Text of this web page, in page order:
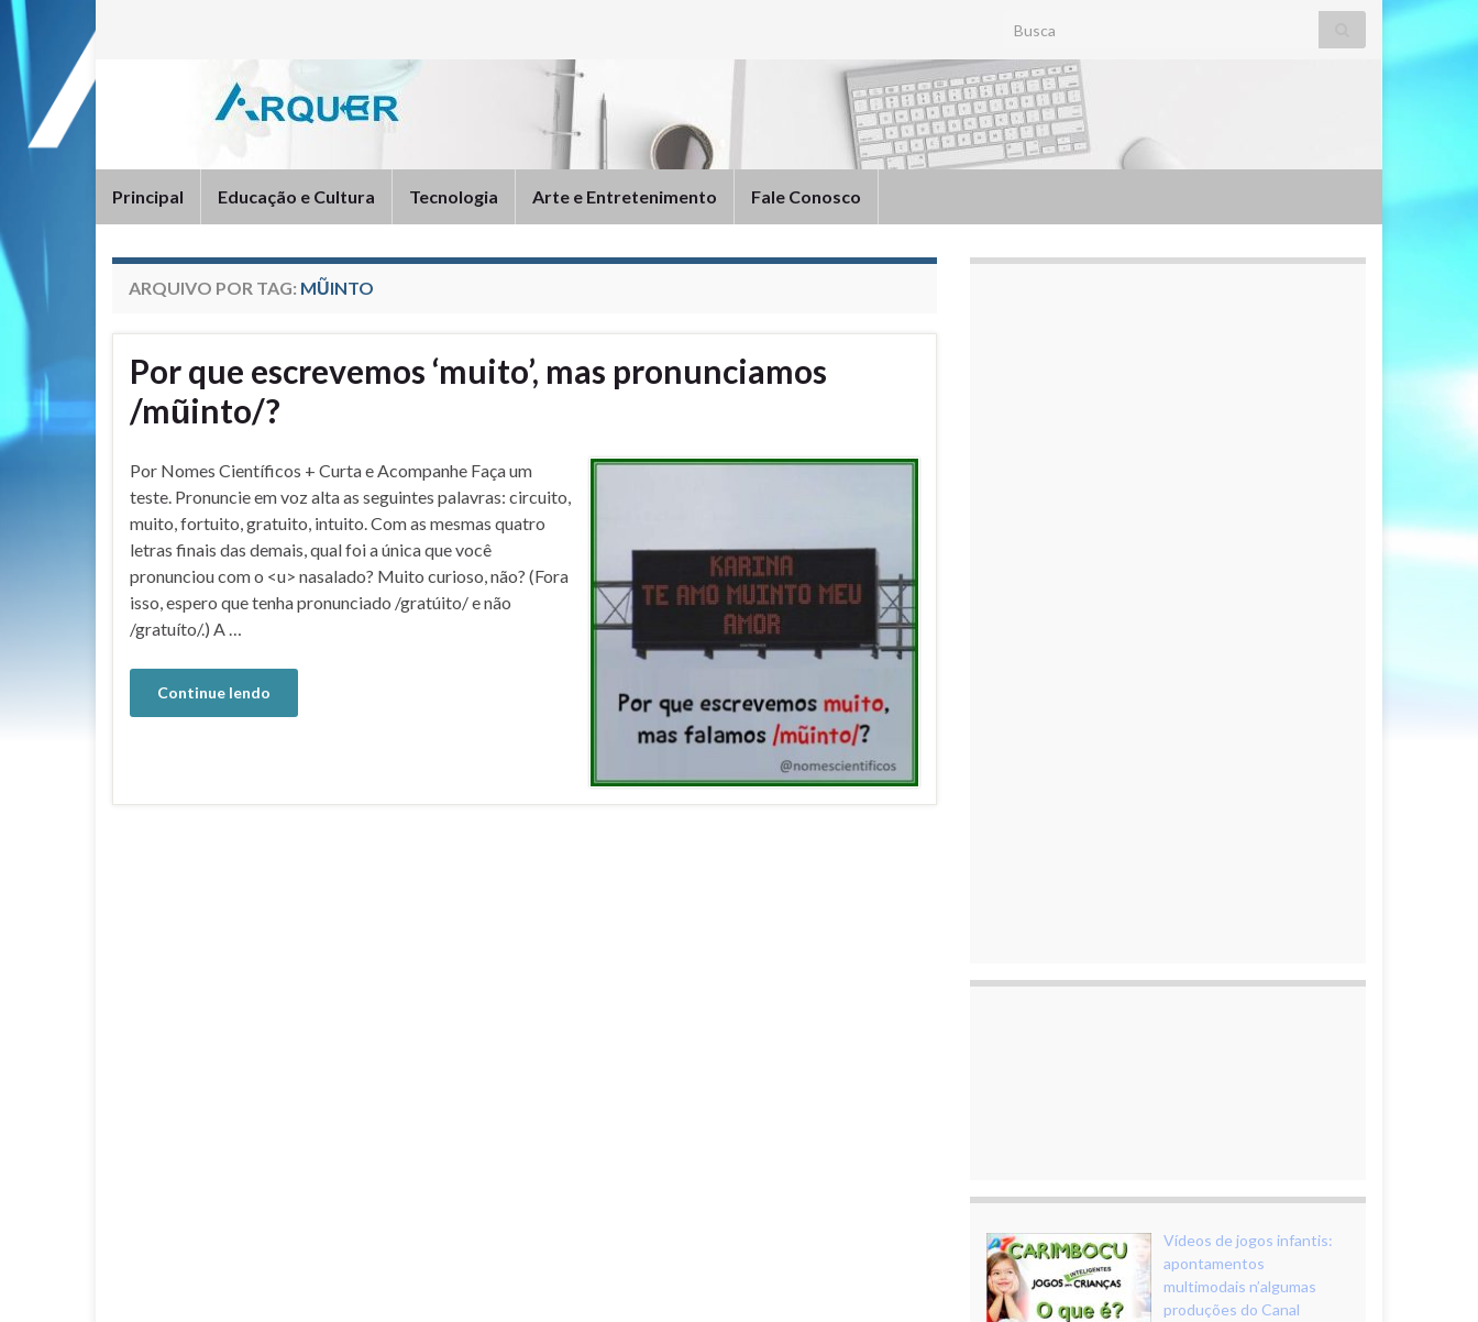
Search for:
Principal Educação e Cultura Tecnologia Arte e Entretenimento Fale Conosco
ARQUIVO POR TAG: MŨINTO
Por que escrevemos ‘muito’, mas pronunciamos
/mũinto/?
Por Nomes Científicos + Curta e Acompanhe Faça um
teste. Pronuncie em voz alta as seguintes palavras: circuito,
muito, fortuito, gratuito, intuito. Com as mesmas quatro
letras finais das demais, qual foi a única que você
pronunciou com o <u> nasalado? Muito curioso, não? (Fora
isso, espero que tenha pronunciado /gratúito/ e não
/gratuíto/.) A …
Continue lendo
Vídeos de jogos infantis:
apontamentos
multimodais n’algumas
produções do Canal